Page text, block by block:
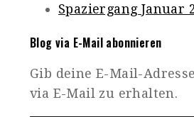
Spaziergang Januar
Blog via E-Mail abonnieren
Gib deine E-Mail-
via E-Mail zu erhalten.